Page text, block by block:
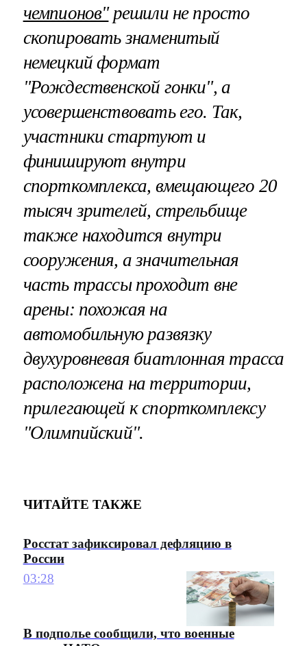
чемпионов"решили не просто
скопировать знаменитый
немецкий формат
"Рождественской гонки", а
усовершенствовать его. Так,
участники стартуют и
финишируют внутри
спорткомплекса, вмещающего 20
тысяч зрителей, стрельбище
также находится внутри
сооружения, а значительная
часть трассы проходит вне
арены: похожая на
автомобильную развязку
двухуровневая биатлонная трасса
расположена на территории,
прилегающей к спорткомплексу
"Олимпийский".
ЧИТАЙТЕ ТАКЖЕ
Росстат зафиксировал дефляцию в
России
03:28
В подполье сообщили, что военные